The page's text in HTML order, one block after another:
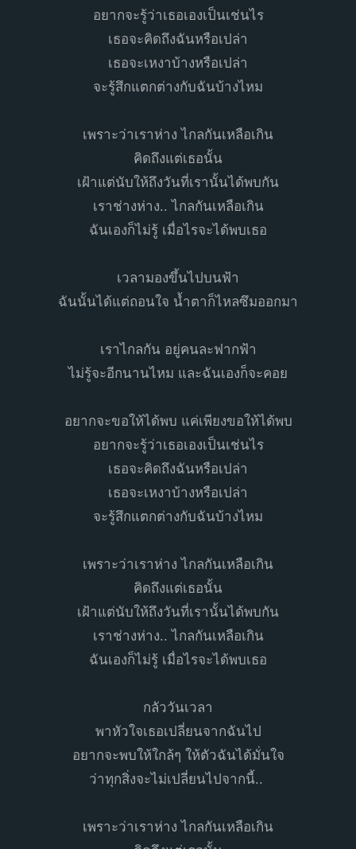
อยากจะรู้ว่าเธอเองเป็นเช่นไร
เธอจะคิดถึงฉันหรือเปล่า
เธอจะเหงาบ้างหรือเปล่า
จะรู้สึกแตกต่างกับฉันบ้างไหม
เพราะว่าเราห่าง ไกลกันเหลือเกิน
คิดถึงแต่เธอนั้น
เฝ้าแต่นับให้ถึงวันที่เรานั้นได้พบกัน
เราช่างห่าง.. ไกลกันเหลือเกิน
ฉันเองก็ไม่รู้ เมื่อไรจะได้พบเธอ
เวลามองขึ้นไปบนฟ้า
ฉันนั้นได้แต่ถอนใจ น้ำตาก็ไหลซึมออกมา
เราไกลกัน อยู่คนละฟากฟ้า
ไม่รู้จะอีกนานไหม และฉันเองก็จะคอย
อยากจะขอให้ได้พบ แค่เพียงขอให้ได้พบ
อยากจะรู้ว่าเธอเองเป็นเช่นไร
เธอจะคิดถึงฉันหรือเปล่า
เธอจะเหงาบ้างหรือเปล่า
จะรู้สึกแตกต่างกับฉันบ้างไหม
เพราะว่าเราห่าง ไกลกันเหลือเกิน
คิดถึงแต่เธอนั้น
เฝ้าแต่นับให้ถึงวันที่เรานั้นได้พบกัน
เราช่างห่าง.. ไกลกันเหลือเกิน
ฉันเองก็ไม่รู้ เมื่อไรจะได้พบเธอ
กลัววันเวลา
พาหัวใจเธอเปลี่ยนจากฉันไป
อยากจะพบให้ใกล้ๆ ให้ตัวฉันได้มั่นใจ
ว่าทุกสิ่งจะไม่เปลี่ยนไปจากนี้..
เพราะว่าเราห่าง ไกลกันเหลือเกิน